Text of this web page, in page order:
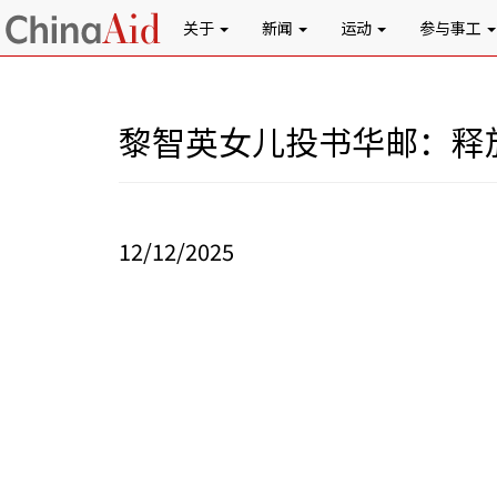
关于 新闻 运动 参与事工
黎智英女儿投书华邮：
12/12/2025